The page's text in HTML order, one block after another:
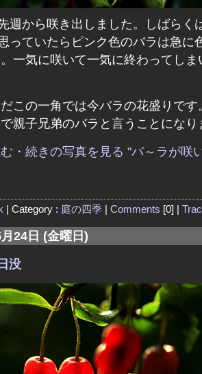
っていたらピンク色のバラは急に
一気に咲いて一気に終わってしま
この一角では今バラの花盛りです
親子兄弟のバラと言うことになり
・続きの写真を見る "バ～ラが咲
| Category : 庭の四季| Comments [0] |
24日 (金曜日)
没